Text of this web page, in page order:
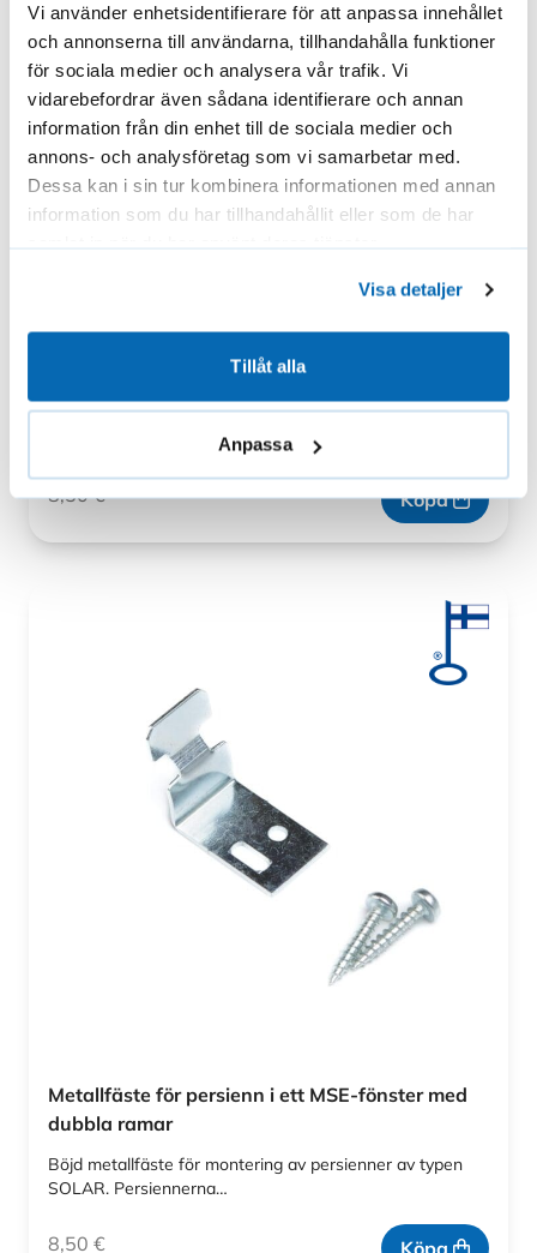
Vi använder enhetsidentifierare för att anpassa innehållet
och annonserna till användarna, tillhandahålla funktioner
för sociala medier och analysera vår trafik. Vi
vidarebefordrar även sådana identifierare och annan
information från din enhet till de sociala medier och
annons- och analysföretag som vi samarbetar med.
Dessa kan i sin tur kombinera informationen med annan
information som du har tillhandahållit eller som de har
Visa detaljer
Tillåt alla
Anpassa
Hållaren till persiennerna
En fästdel som monteras under metallfästen och raka
8,50€ Köpa
Metallfäste för persienn i ett MSE-fönster med
dubbla ramar
Böjd metallfäste för montering av persienner av typen
SOLAR. Persiennerna…
8,50 € Köpa